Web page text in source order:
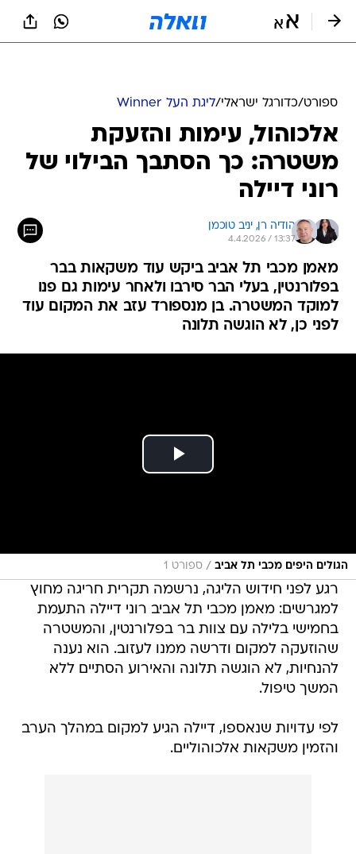
ספורט/כדורגל ישראלי/ליגת העל Winner
אלכוהול, עימות והזעקת
משטרה: כך הסתבך הבילוי של
רוני דיילה
הודיה רן, יניב טוכמן
4.4.2026 / 13:37
מאמן מכבי תל אביב ביקש עוד משקאות בבר
בפלורנטין, בעלי הבר סירבו ולאחר עימות גם פנו
למוקד המשטרה. בן מנספורד עזב את המקום עוד
לפני כן, לא הוגשה תלונה
הגולים היפים מכבי תל אביב / ספורט 1
רגע לפני חידוש הליגה, נרשמה תקרית חריגה מחוץ
למגרשים: מאמן מכבי תל אביב רוני דיילה התעמת
בחמישי בלילה עם צוות בר בפלורנטין, והמשטרה
שהוזעקה למקום ודרשה ממנו לעזוב. הוא נענה
להנחיות, לא הוגשה תלונה והאירוע הסתיים ללא
המשך טיפול.
לפי עדויות שנאספו, דיילה הגיע למקום במהלך הערב
והזמין משקאות אלכוהוליים.